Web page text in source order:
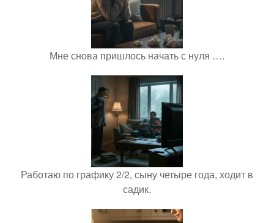
Мне снова пришлось начать с нуля ….
Работаю по графику 2/2, сыну четыре года, ходит в
садик.